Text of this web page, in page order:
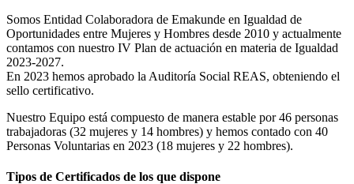
Somos Entidad Colaboradora de Emakunde en Igualdad de
Oportunidades entre Mujeres y Hombres desde 2010 y actualmente
contamos con nuestro IV Plan de actuación en materia de Igualdad
2023-2027.
En 2023 hemos aprobado la Auditoría Social REAS, obteniendo el
sello certificativo.
Nuestro Equipo está compuesto de manera estable por 46 personas
trabajadoras (32 mujeres y 14 hombres) y hemos contado con 40
Personas Voluntarias en 2023 (18 mujeres y 22 hombres).
Tipos de Certificados de los que dispone